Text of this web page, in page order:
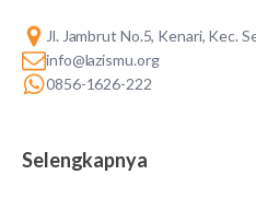
Jl. Jambrut No.5, Kenari, Kec.
info@lazismu.org
0856-1626-222
Selengkapnya